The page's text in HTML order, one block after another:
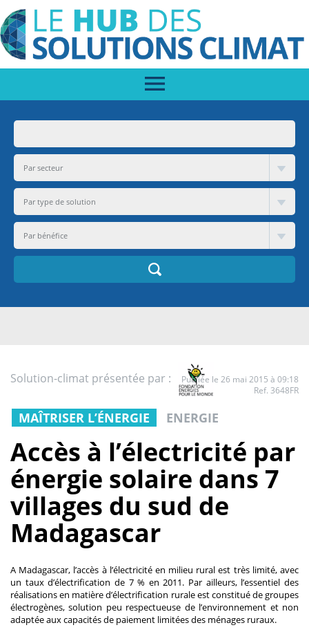
Solution-climat présentée par :
Publiée le 26 mai 2015 à 09:18
Ref. 3648FR
MAÎTRISER L’ÉNERGIE ENERGIE
Accès à l’électricité par
énergie solaire dans 7
villages du sud de
Madagascar
A Madagascar, l’accès à l’électricité en milieu rural est très limité, avec
un taux d’électrification de 7 % en 2011. Par ailleurs, l’essentiel des
réalisations en matière d’électrification rurale est constitué de groupes
électrogènes, solution peu respectueuse de l’environnement et non
adaptée aux capacités de paiement limitées des ménages ruraux.